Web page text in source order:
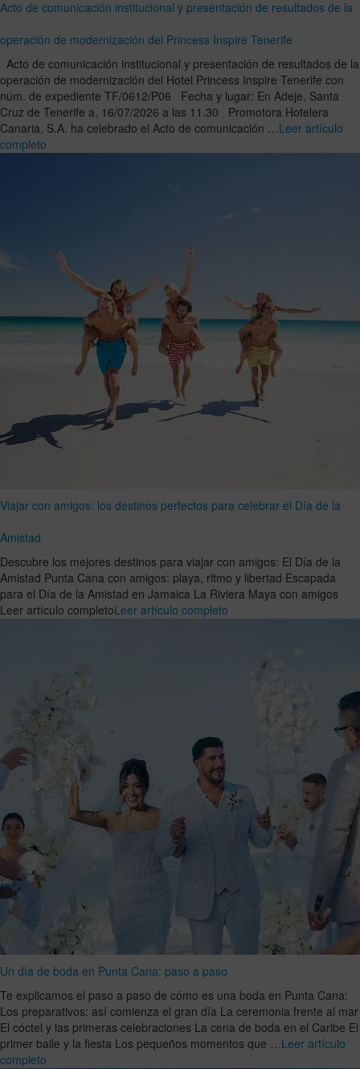
Acto de comunicación institucional y presentación de resultados de la
operación de modernización del Princess Inspire Tenerife
Acto de comunicación institucional y presentación de resultados de la
operación de modernización del Hotel Princess Inspire Tenerife con
núm. de expediente TF/0612/P06 Fecha y lugar: En Adeje, Santa
Cruz de Tenerife a, 16/07/2026 a las 11.30 Promotora Hotelera
Canaria, S.A. ha celebrado el Acto de comunicación …Leer artículo
completo
Viajar con amigos: los destinos perfectos para celebrar el Día de la
Amistad
Descubre los mejores destinos para viajar con amigos: El Día de la
Amistad Punta Cana con amigos: playa, ritmo y libertad Escapada
para el Día de la Amistad en Jamaica La Riviera Maya con amigos
Leer artículo completoLeer artículo completo
Un día de boda en Punta Cana: paso a paso
Te explicamos el paso a paso de cómo es una boda en Punta Cana:
Los preparativos: así comienza el gran día La ceremonia frente al mar
El cóctel y las primeras celebraciones La cena de boda en el Caribe El
primer baile y la fiesta Los pequeños momentos que …Leer artículo
completo